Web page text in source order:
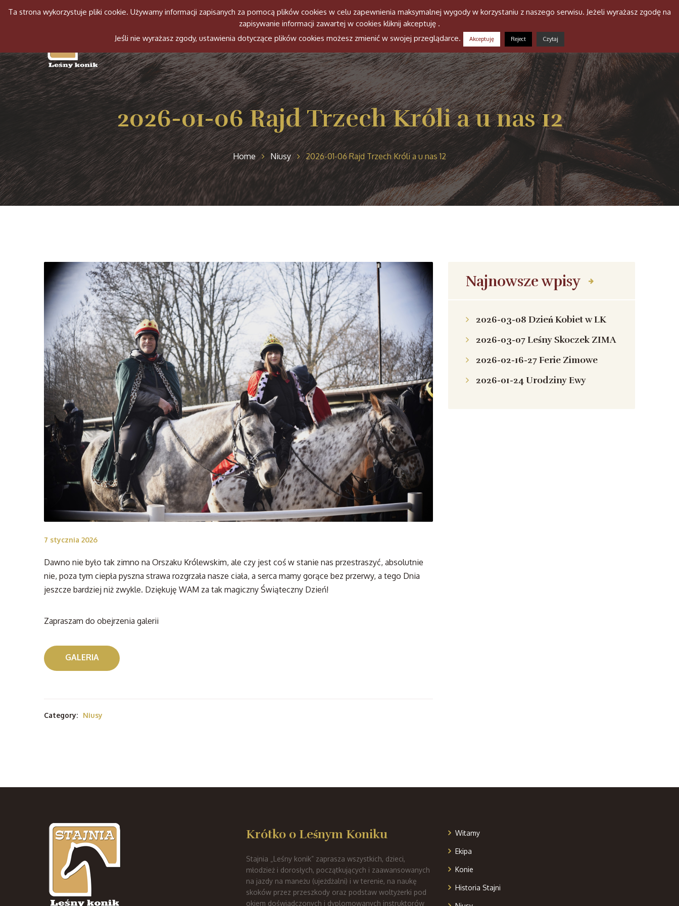
Witamy Ekipa Konie Historia stajni Niusy Galeria
2026-01-06 Rajd Trzech Króli a u nas 12
Home Niusy 2026-01-06 Rajd Trzech Króli a u nas 12
7 stycznia 2026
Dawno nie było tak zimno na Orszaku Królewskim, ale czy jest coś w stanie nas przestraszyć, absolutnie
nie, poza tym ciepła pyszna strawa rozgrzała nasze ciała, a serca mamy gorące bez przerwy, a tego Dnia
jeszcze bardziej niż zwykle. Dziękuję WAM za tak magiczny Świąteczny Dzień!
Zapraszam do obejrzenia galerii
GALERIA
Category: Niusy
Najnowsze wpisy
2026-03-08 Dzień Kobiet w LK
2026-03-07 Leśny Skoczek ZIMA
2026-02-16-27 Ferie Zimowe
2026-01-24 Urodziny Ewy
Krótko o Leśnym Koniku
Stajnia „Leśny konik” zaprasza wszystkich, dzieci,
młodzież i dorosłych, początkujących i zaawansowanych
na jazdy na maneżu (ujeżdżalni) i w terenie, na naukę
skoków przez przeszkody oraz podstaw woltyżerki pod
okiem doświadczonych i dyplomowanych instruktorów
Witamy
Ekipa
Konie
Historia Stajni
Ta strona wykorzystuje pliki cookie. Używamy informacji zapisanych za pomocą plików cookies w celu zapewnienia maksymalnej wygody w korzystaniu z naszego serwisu. Jeżeli wyrażasz zgodę na
zapisywanie informacji zawartej w cookies kliknij akceptuję .
Jeśli nie wyrażasz zgody, ustawienia dotyczące plików cookies możesz zmienić w swojej przeglądarce.
Akceptuję Reject Czytaj